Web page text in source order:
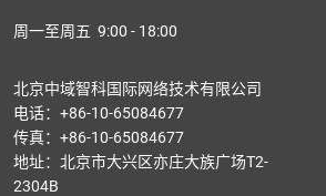
周一至周五 9:00 - 18:00
北京中域智科国际网络技术有限公司
电话：+86-10-65084677
传真：+86-10-65084677
地址：北京市大兴区亦庄大族广场T2-
2304B